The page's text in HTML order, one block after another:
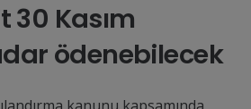
30 Kasım
ödenebilecek